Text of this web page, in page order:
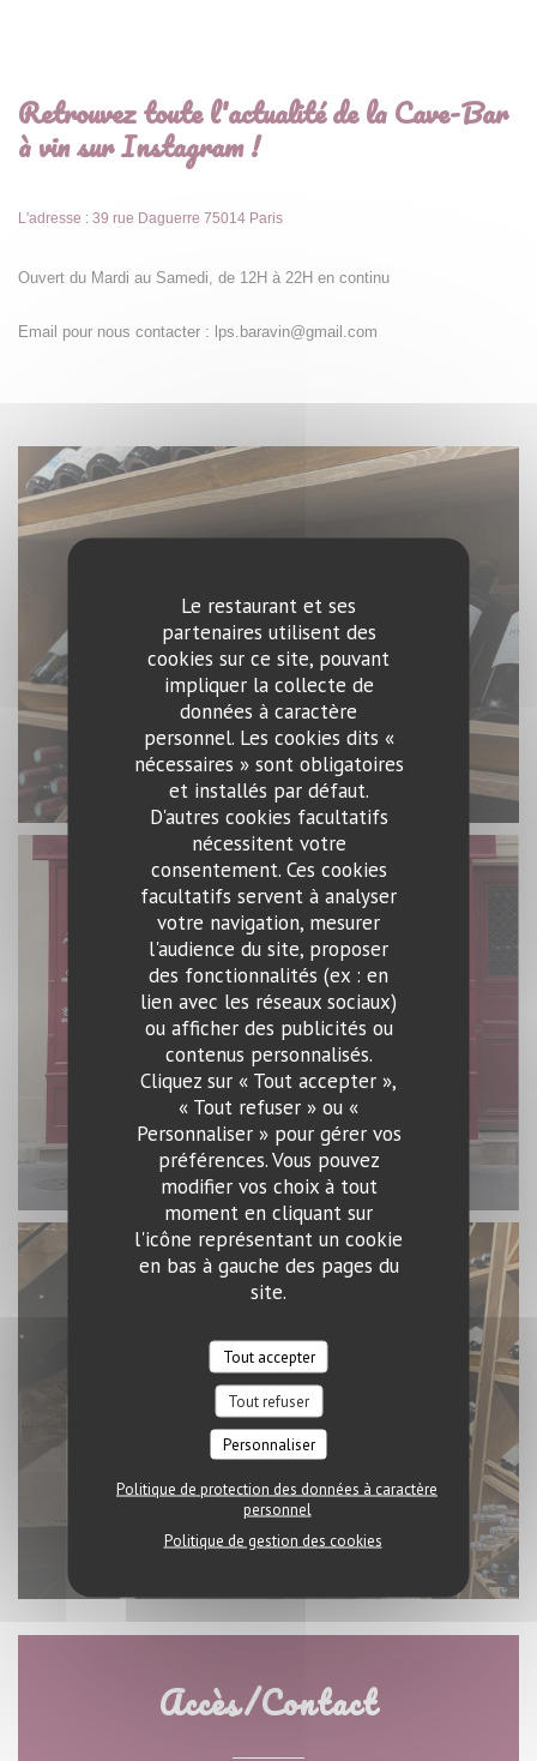
Le restaurant et ses
partenaires utilisent des
cookies sur ce site, pouvant
impliquer la collecte de
données à caractère
personnel. Les cookies dits «
nécessaires » sont obligatoires
et installés par défaut.
D'autres cookies facultatifs
nécessitent votre
consentement. Ces cookies
facultatifs servent à analyser
votre navigation, mesurer
l'audience du site, proposer
des fonctionnalités (ex : en
lien avec les réseaux sociaux)
ou afficher des publicités ou
contenus personnalisés.
Cliquez sur « Tout accepter »,
« Tout refuser » ou «
Personnaliser » pour gérer vos
préférences. Vous pouvez
modifier vos choix à tout
moment en cliquant sur
l'icône représentant un cookie
en bas à gauche des pages du
site.
Tout accepter
Tout refuser
Personnaliser
Politique de protection des données à caractère
personnel
Politique de gestion des cookies
Retrouvez toute l'actualité de la Cave-Bar
à vin sur Instagram !
L'adresse : 39 rue Daguerre 75014 Paris
Ouvert du Mardi au Samedi, de 12H à 22H en continu
Email pour nous contacter : lps.baravin@gmail.com
Accès/Contact